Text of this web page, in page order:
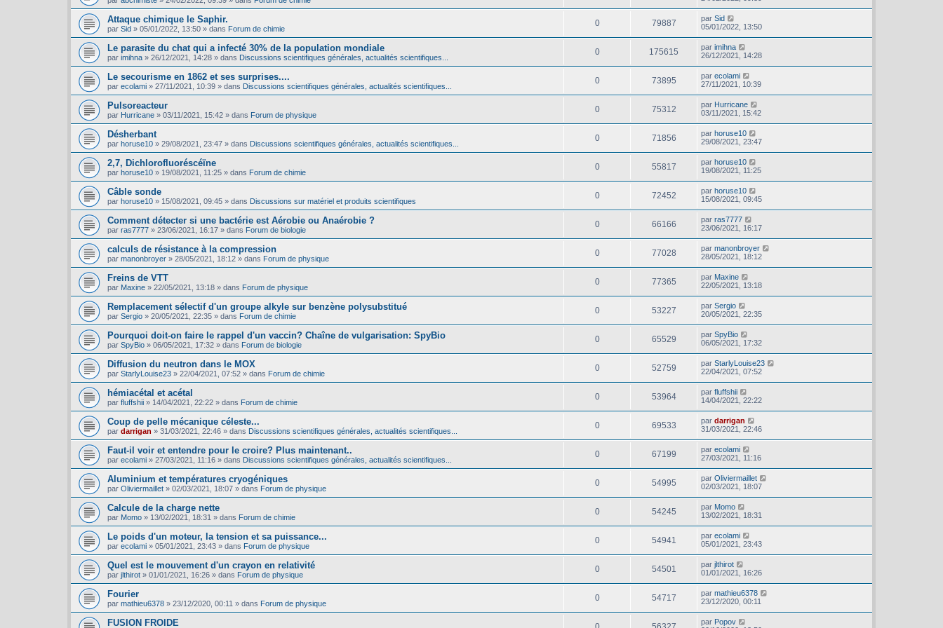
Attaque chimique le Saphir.
par Sid » 05/01/2022, 13:50 » dans Forum de chimie
0 79887 par Sid
05/01/2022, 13:50
Le parasite du chat qui a infecté 30% de la population mondiale
par imihna » 26/12/2021, 14:28 » dans Discussions scientifiques générales, actualités scientifiques...
0 175615 par imihna
26/12/2021, 14:28
Le secourisme en 1862 et ses surprises....
par ecolami » 27/11/2021, 10:39 » dans Discussions scientifiques générales, actualités scientifiques...
0 73895 par ecolami
27/11/2021, 10:39
Pulsoreacteur
par Hurricane » 03/11/2021, 15:42 » dans Forum de physique
0 75312 par Hurricane
03/11/2021, 15:42
Désherbant
par horuse10 » 29/08/2021, 23:47 » dans Discussions scientifiques générales, actualités scientifiques...
0 71856 par horuse10
29/08/2021, 23:47
2,7, Dichlorofluoréscéïne
par horuse10 » 19/08/2021, 11:25 » dans Forum de chimie
0 55817 par horuse10
19/08/2021, 11:25
Câble sonde
par horuse10 » 15/08/2021, 09:45 » dans Discussions sur matériel et produits scientifiques
0 72452 par horuse10
15/08/2021, 09:45
Comment détecter si une bactérie est Aérobie ou Anaérobie ?
par ras7777 » 23/06/2021, 16:17 » dans Forum de biologie
0 66166 par ras7777
23/06/2021, 16:17
calculs de résistance à la compression
par manonbroyer » 28/05/2021, 18:12 » dans Forum de physique
0 77028 par manonbroyer
28/05/2021, 18:12
Freins de VTT
par Maxine » 22/05/2021, 13:18 » dans Forum de physique
0 77365 par Maxine
22/05/2021, 13:18
Remplacement sélectif d'un groupe alkyle sur benzène polysubstitué
par Sergio » 20/05/2021, 22:35 » dans Forum de chimie
0 53227 par Sergio
20/05/2021, 22:35
Pourquoi doit-on faire le rappel d'un vaccin? Chaîne de vulgarisation: SpyBio
par SpyBio » 06/05/2021, 17:32 » dans Forum de biologie
0 65529 par SpyBio
06/05/2021, 17:32
Diffusion du neutron dans le MOX
par StarlyLouise23 » 22/04/2021, 07:52 » dans Forum de chimie
0 52759 par StarlyLouise23
22/04/2021, 07:52
hémiacétal et acétal
par fluffshii » 14/04/2021, 22:22 » dans Forum de chimie
0 53964 par fluffshii
14/04/2021, 22:22
Coup de pelle mécanique céleste...
par darrigan » 31/03/2021, 22:46 » dans Discussions scientifiques générales, actualités scientifiques...
0 69533 par darrigan
31/03/2021, 22:46
Faut-il voir et entendre pour le croire? Plus maintenant..
par ecolami » 27/03/2021, 11:16 » dans Discussions scientifiques générales, actualités scientifiques...
0 67199 par ecolami
27/03/2021, 11:16
Aluminium et températures cryogéniques
par Oliviermaillet » 02/03/2021, 18:07 » dans Forum de physique
0 54995 par Oliviermaillet
02/03/2021, 18:07
Calcule de la charge nette
par Momo » 13/02/2021, 18:31 » dans Forum de chimie
0 54245 par Momo
13/02/2021, 18:31
Le poids d'un moteur, la tension et sa puissance...
par ecolami » 05/01/2021, 23:43 » dans Forum de physique
0 54941 par ecolami
05/01/2021, 23:43
Quel est le mouvement d'un crayon en relativité
par jlthirot » 01/01/2021, 16:26 » dans Forum de physique
0 54501 par jlthirot
01/01/2021, 16:26
Fourier
par mathieu6378 » 23/12/2020, 00:11 » dans Forum de physique
0 54717 par mathieu6378
23/12/2020, 00:11
FUSION FROIDE par Popov